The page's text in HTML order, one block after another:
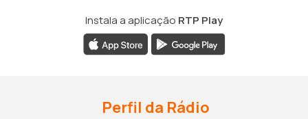
Instala a aplicação RTP Play
Perfil da Rádio